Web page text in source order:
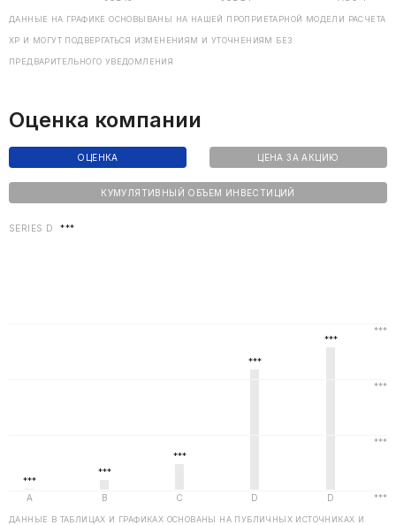
ДАННЫЕ НА ГРАФИКЕ ОСНОВЫВАНЫ НА НАШЕЙ ПРОПРИЕТАРНОЙ МОДЕЛИ РАСЧЕТА
ХP И МОГУТ ПОДВЕРГАТЬСЯ ИЗМЕНЕНИЯМ И УТОЧНЕНИЯМ БЕЗ
ПРЕДВАРИТЕЛЬНОГО УВЕДОМЛЕНИЯ
Оценка компании
ОЦЕНКА ЦЕНА ЗА АКЦИЮ
КУМУЛЯТИВНЫЙ ОБЪЕМ ИНВЕСТИЦИЙ
SERIES D ***
ДАННЫЕ В ТАБЛИЦАХ И ГРАФИКАХ ОСНОВАНЫ НА ПУБЛИЧНЫХ ИСТОЧНИКАХ И